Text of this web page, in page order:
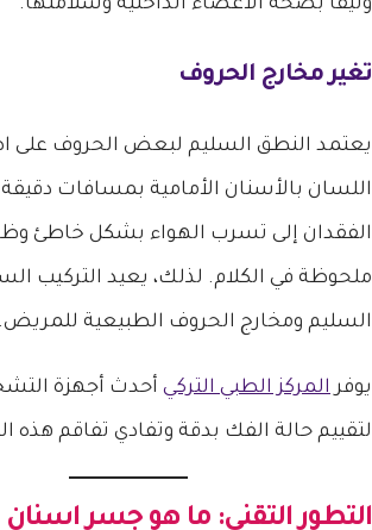
تغير مخارج الحروف
يعتمد النطق السليم لبعض الحروف على
اللسان بالأسنان الأمامية بمسافات
الفقدان إلى تسرب الهواء بشكل خاطئ
ملحوظة في الكلام. لذلك، يعيد التركيب
السليم ومخارج الحروف الطبيعية للمريض.
يوفر المركز الطبي التركي أحدث أجهزة
لتقييم حالة الفك بدقة وتفادي تفاقم هذه
التطور التقني: ما هو جسر اسنان